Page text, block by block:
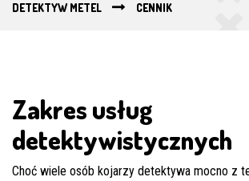
DETEKTYW METEL CENNIK
Zakres usług
detektywistycznych
Choć wiele osób kojarzy detektywa mocno z